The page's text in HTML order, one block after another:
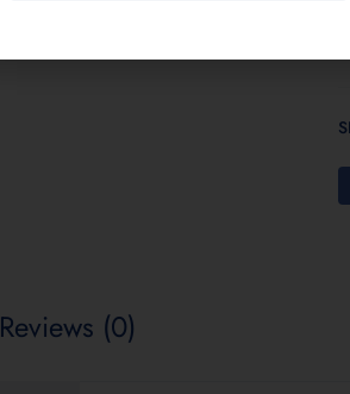
Reviews (0)